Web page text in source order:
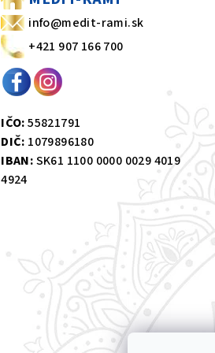
info@medit-rami.sk
+421 907 166 700
IČO:55821791
DIČ: 1079896180
IBAN:SK61 1100 0000 0029 4019
4924